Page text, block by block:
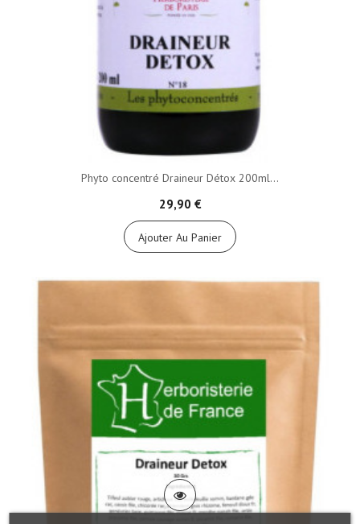
Phyto concentré Draineur Détox 200ml...
29,90 €
Ajouter Au Panier